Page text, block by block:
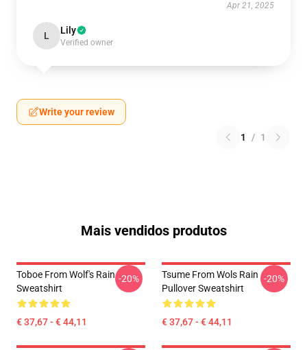
Apr 21, 2025
L Lily
Verified owner
Write your review
1 / 1
Mais vendidos produtos
Toboe From Wolf's Rain
Sweatshirt
€ 37,67 - € 44,11
-20%
Tsume From Wols Rain
Pullover Sweatshirt
€ 37,67 - € 44,11
-20%